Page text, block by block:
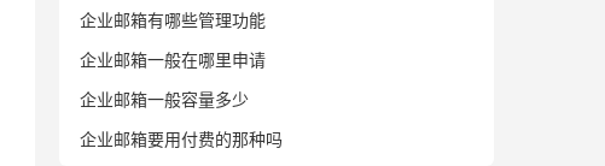
企业邮箱有哪些管理功能
企业邮箱一般在哪里申请
企业邮箱一般容量多少
企业邮箱要用付费的那种吗